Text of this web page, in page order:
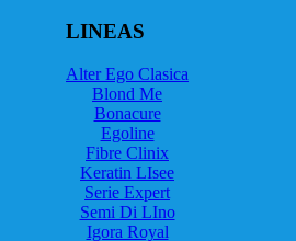
LINEAS
Alter Ego Clasica
Blond Me
Bonacure
Egoline
Fibre Clinix
Keratin LIsee
Serie Expert
Semi Di LIno
Igora Royal